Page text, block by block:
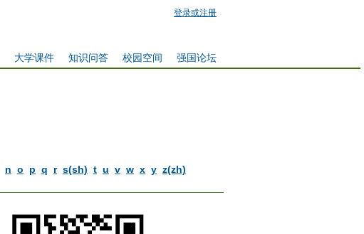
登录或注册
强国论坛
校园空间
知识问答
大学课件
n o p q r s(sh) t u v w x y z(zh)